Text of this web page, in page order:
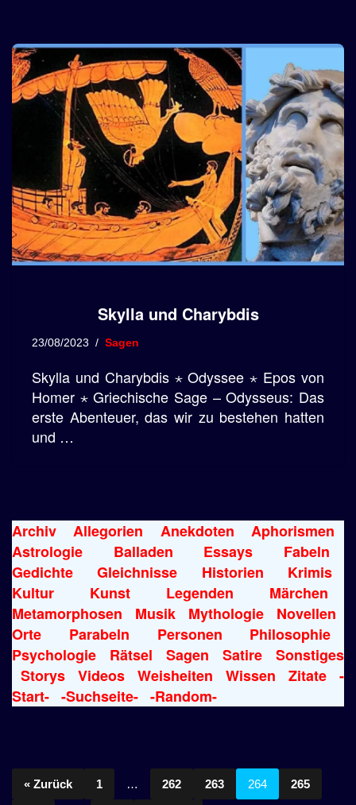
Skylla und Charybdis
23/08/2023 Sagen
Skylla und Charybdis ⋆ Odyssee ⋆ Epos von
Homer ⋆ Griechische Sage – Odysseus: Das
erste Abenteuer, das wir zu bestehen hatten
und …
Archiv Allegorien Anekdoten
Aphorismen
Astrologie
Balladen Essays
Fabeln
Gedichte
Gleichnisse Historien
Krimis
Kultur
Kunst Legenden
Märchen
Metamorphosen
Musik Mythologie
Novellen
Orte
Parabeln Personen
Philosophie
Psychologie
Rätsel Sagen Satire
Sonstiges
Storys
Videos Weisheiten Wissen Zitate
-
Start- -Suchseite- -Random-
« Zurück 1 … 262 263 264 265